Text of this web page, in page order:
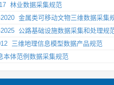
林业数据采集规范
2020 金属类可移动文物三维数据采集
2025 公路基础设施数据采集和处理规
三维地理信息模型数据产品规范
本体范例数据采集规范